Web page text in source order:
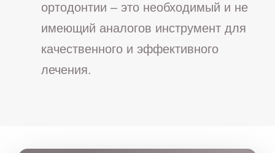
ортодонтии – это необходимый и не
имеющий аналогов инструмент для
качественного и эффективного
лечения.